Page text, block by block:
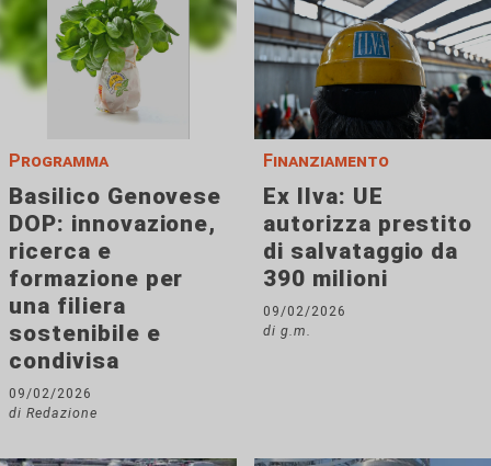
Programma
Basilico Genovese
DOP: innovazione,
ricerca e
formazione per
una filiera
sostenibile e
condivisa
09/02/2026
di Redazione
Finanziamento
Ex Ilva: UE
autorizza prestito
di salvataggio da
390 milioni
09/02/2026
di g.m.